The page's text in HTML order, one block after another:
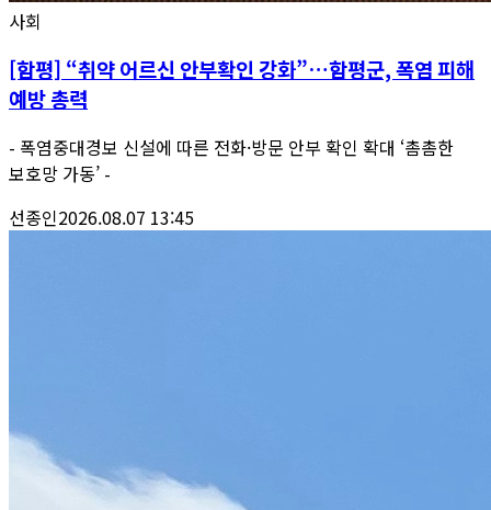
사회
[함평] “취약 어르신 안부확인 강화”…함평군, 폭염 피해
예방 총력
- 폭염중대경보 신설에 따른 전화·방문 안부 확인 확대 ‘촘촘한
보호망 가동’ -
선종인2026.08.07 13:45